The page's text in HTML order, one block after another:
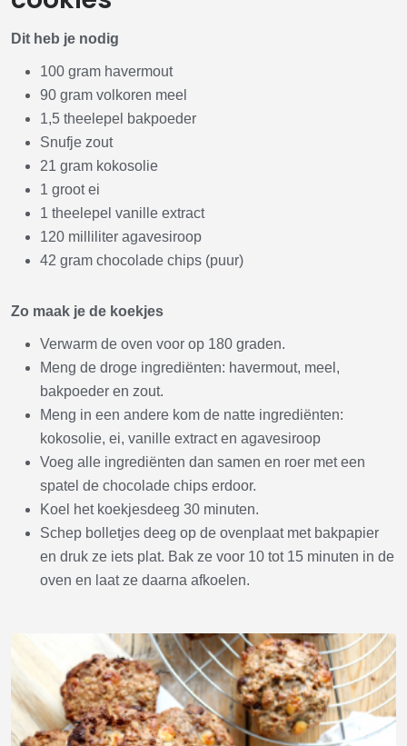
Dit heb je nodig
100 gram havermout
90 gram volkoren meel
1,5 theelepel bakpoeder
Snufje zout
21 gram kokosolie
1 groot ei
1 theelepel vanille extract
120 milliliter agavesiroop
42 gram chocolade chips (puur)
Zo maak je de koekjes
Verwarm de oven voor op 180 graden.
Meng de droge ingrediënten: havermout, meel,
bakpoeder en zout.
Meng in een andere kom de natte ingrediënten:
kokosolie, ei, vanille extract en agavesiroop
Voeg alle ingrediënten dan samen en roer met een
spatel de chocolade chips erdoor.
Koel het koekjesdeeg 30 minuten.
Schep bolletjes deeg op de ovenplaat met bakpapier
en druk ze iets plat. Bak ze voor 10 tot 15 minuten in de
oven en laat ze daarna afkoelen.